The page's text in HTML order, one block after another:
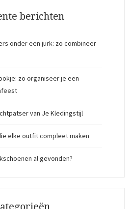
berichten
onder een jurk: zo combineer
zo organiseer je een
van Je Kledingstijl
elke outfit compleet maken
al gevonden?